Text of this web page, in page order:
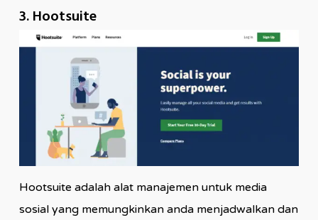
3. Hootsuite
Hootsuite adalah alat manajemen untuk media
sosial yang memungkinkan anda menjadwalkan dan